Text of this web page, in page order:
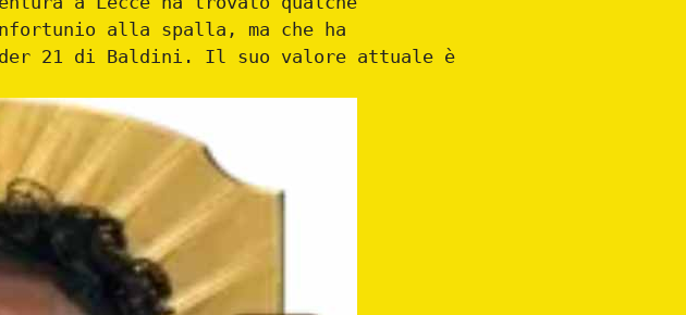
alla spalla, ma che ha
21 di Baldini. Il suo valore attuale è